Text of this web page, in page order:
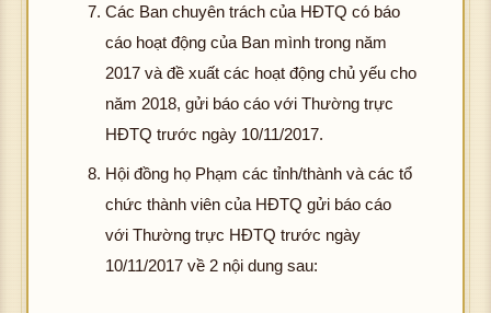
Các Ban chuyên trách của HĐTQ có báo
cáo hoạt động của Ban mình trong năm
2017 và đề xuất các hoạt động chủ yếu cho
năm 2018, gửi báo cáo với Thường trực
HĐTQ trước ngày 10/11/2017.
Hội đồng họ Phạm các tỉnh/thành và các tổ
chức thành viên của HĐTQ gửi báo cáo
với Thường trực HĐTQ trước ngày
10/11/2017 về 2 nội dung sau: